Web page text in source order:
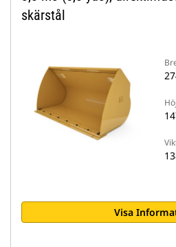
skärstål
Visa